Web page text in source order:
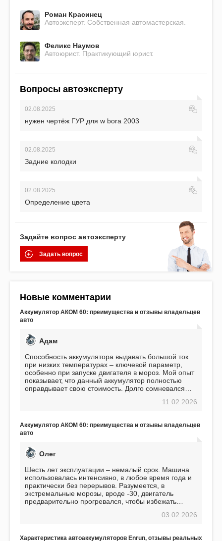
Роман Красинец
Автоэксперт. Собственная автомастерская.
Феликс Наумов
Автоюрист. Практикующий юрист.
Вопросы автоэксперту
02.08.2025
нужен чертёж ГУР для w bora 2003
02.08.2025
Задние колодки
02.08.2025
Определение цвета
Задайте вопрос автоэксперту
Задать вопрос
Новые комментарии
Аккумулятор АКОМ 60: преимущества и отзывы владельцев
авто
Адам
Способность аккумулятора выдавать большой ток
при низких температурах – ключевой параметр,
особенно при запуске двигателя в мороз. Мой опыт
показывает, что данный аккумулятор полностью
оправдывает свою стоимость. Долго сомневался
пожалел. Считаю, что это отличное вложение,11.02.2026
Аккумулятор АКОМ 60: преимущества и отзывы владельцев
авто
Олег
Шесть лет эксплуатации – немалый срок. Машина
использовалась интенсивно, в любое время года и
практически без перерывов. Разумеется, в
экстремальные морозы, вроде -30, двигатель
предварительно прогревался, чтобы избежать
использования не было ни единой поломки,03.02.2026
Характеристика автоаккумуляторов Enrun, отзывы реальных